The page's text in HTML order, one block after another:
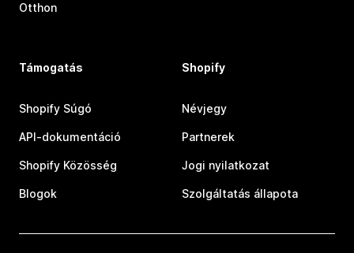
Otthon
Támogatás
Shopify Súgó
API-dokumentáció
Shopify Közösség
Blogok
Shopify
Névjegy
Partnerek
Jogi nyilatkozat
Szolgáltatás állapota